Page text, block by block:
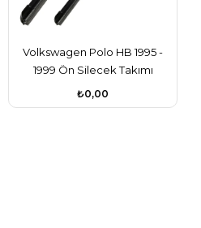
Volkswagen Polo HB 1995 -
1999 Ön Silecek Takımı
Spoylerli Tip Valeo
6N0998003
₺0,00